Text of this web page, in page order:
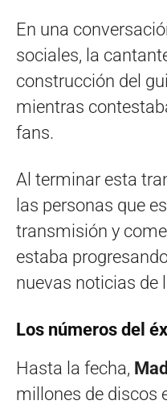
En una
sociales, la
construcción del
mientras
fans.
Al terminar esta
las personas que
transmisión y
estaba
nuevas noticias de
Los números del
Hasta la fecha,
millones de discos